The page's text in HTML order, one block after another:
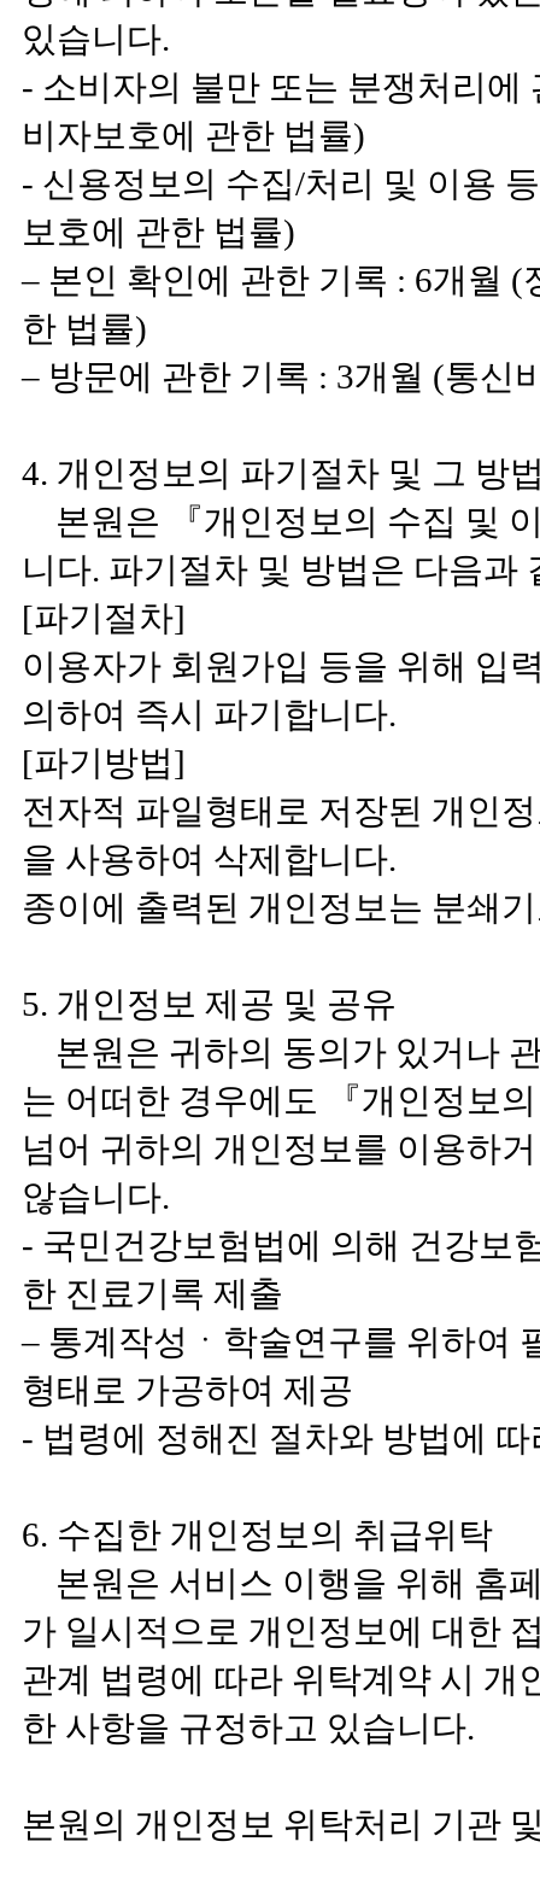
있습니다.
- 소비자의 불만 또는 분쟁처리에
비자보호에 관한 법률)
- 신용정보의 수집/처리 및 이용
보호에 관한 법률)
– 본인 확인에 관한 기록 : 6개월
한 법률)
– 방문에 관한 기록 : 3개월 (통신
4. 개인정보의 파기절차 및 그 방
본원은 『개인정보의 수집 및
니다. 파기절차 및 방법은 다음과
[파기절차]
이용자가 회원가입 등을 위해 입
의하여 즉시 파기합니다.
[파기방법]
전자적 파일형태로 저장된 개인
을 사용하여 삭제합니다.
종이에 출력된 개인정보는 분쇄
5. 개인정보 제공 및 공유
본원은 귀하의 동의가 있거나
는 어떠한 경우에도 『개인정보
넘어 귀하의 개인정보를 이용하
않습니다.
- 국민건강보험법에 의해 건강보
한 진료기록 제출
– 통계작성ㆍ학술연구를 위하여
형태로 가공하여 제공
- 법령에 정해진 절차와 방법에
6. 수집한 개인정보의 취급위탁
본원은 서비스 이행을 위해 홈
가 일시적으로 개인정보에 대한
관계 법령에 따라 위탁계약 시 개
한 사항을 규정하고 있습니다.
본원의 개인정보 위탁처리 기관